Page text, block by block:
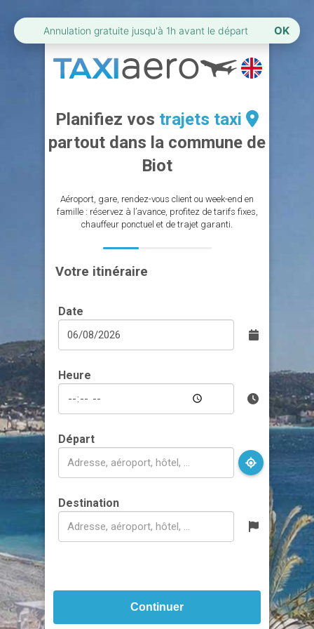
Planifiez vos trajets taxi
partout dans la commune de
Biot
Aéroport, gare, rendez-vous client ou week-end en
famille : réservez à l’avance, profitez de tarifs fixes,
chauffeur ponctuel et de trajet garanti.
Votre itinéraire
Date
Heure
Départ
Destination
Continuer
Annulation gratuite jusqu'à 1h avant le départ OK